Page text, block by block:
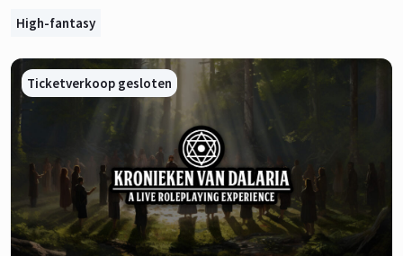
High-fantasy
Ticketverkoop gesloten